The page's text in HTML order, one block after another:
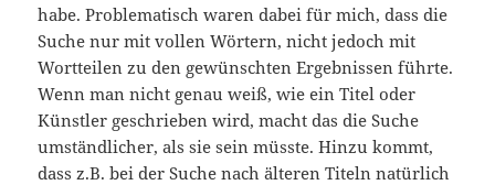
habe. Problematisch waren dabei für mich, dass die
Suche nur mit vollen Wörtern, nicht jedoch mit
Wortteilen zu den gewünschten Ergebnissen führte.
Wenn man nicht genau weiß, wie ein Titel oder
Künstler geschrieben wird, macht das die Suche
umständlicher, als sie sein müsste. Hinzu kommt,
dass z.B. bei der Suche nach älteren Titeln natürlich